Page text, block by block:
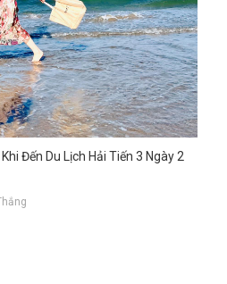
Đến Du Lịch Hải Tiến 3 Ngày 2